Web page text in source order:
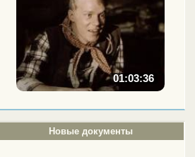
01:03:36
Новые документы